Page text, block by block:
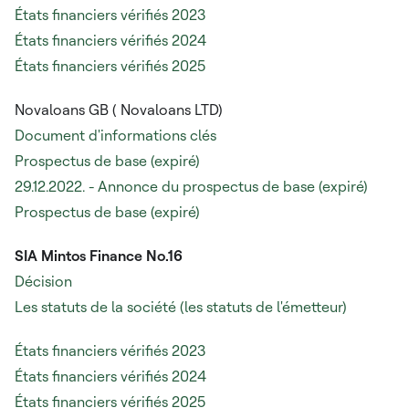
États financiers vérifiés 2023
États financiers vérifiés 2024
États financiers vérifiés 2025
Novaloans GB ( Novaloans LTD)
Document d'informations clés
Prospectus de base (expiré)
29.12.2022. - Annonce du prospectus de base (expiré)
Prospectus de base (expiré)
SIA Mintos Finance No.16
Décision
Les statuts de la société (les statuts de l'émetteur)
États financiers vérifiés 2023
États financiers vérifiés 2024
États financiers vérifiés 2025